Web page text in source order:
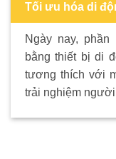
Tối ưu hóa di
Ngày nay,
bằng thiết bị di
tương thích với
trải nghiệm